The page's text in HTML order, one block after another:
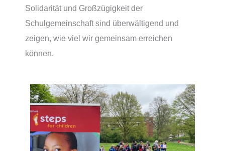
Solidarität und Großzügigkeit der
Schulgemeinschaft sind überwältigend und
zeigen, wie viel wir gemeinsam erreichen
können.